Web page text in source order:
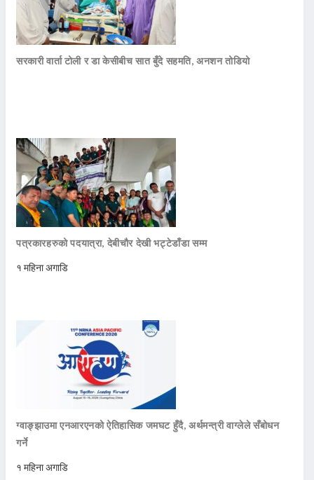
सरकारी वार्ता टोली र डा केसीबीच सात बुँदे सहमति, अनशन तोडियो
पत्रकारहरुको पदयात्रा, देबीचौर देखी भट्टेडाँडा सम्म
१ महिना अगाडि
ग्वाङ्झाउमा एनआरएनको ऐतिहासिक जमघट हुँदै, अर्थमन्त्री वाग्लेले सँबोधन
गर्ने
१ महिना अगाडि